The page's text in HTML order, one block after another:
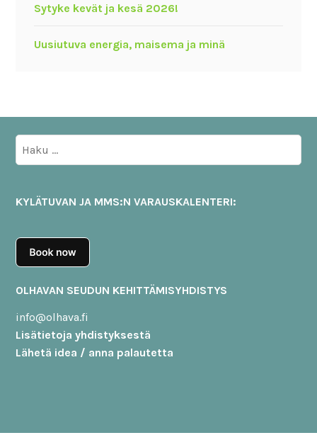
Sytyke kevät ja kesä 2026!
Uusiutuva energia, maisema ja minä
Haku:
KYLÄTUVAN JA MMS:N VARAUSKALENTERI:
OLHAVAN SEUDUN KEHITTÄMISYHDISTYS
info@olhava.fi
Lisätietoja yhdistyksestä
Lähetä idea / anna palautetta